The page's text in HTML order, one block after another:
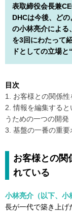
表取締役会長兼
DHCは今後、ど
の小林亮介による
を3回にわたって
ドとしての立場と
目次
1. お客様との関係
2. 情報を編集する
うための一つの開発
3. 基盤の一番の重要
お客様との関
れている
小林亮介（以下、小
長が一代で築き上げ